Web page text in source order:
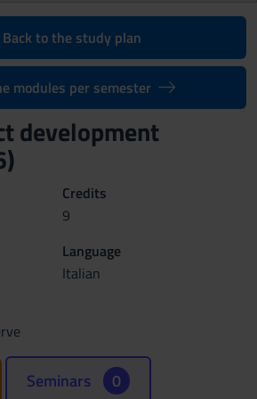
Back to the study plan
modules per semester
development
Credits
9
Language
Italian
Seminars 0